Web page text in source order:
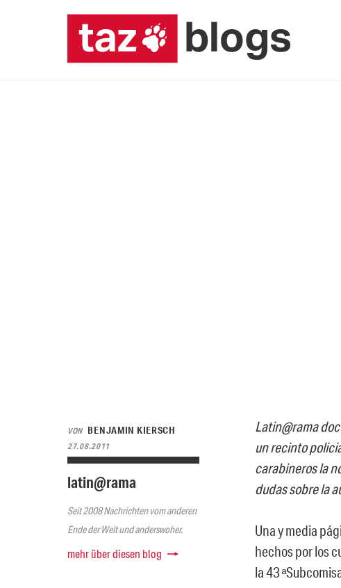
VON BENJAMIN KIERSCH
27.08.2011
latin@rama
Seit 2008 Nachrichten vom anderen
Ende der Welt und anderswoher.
mehr über diesen blog
Latin@rama
un recinto
carabineros la
dudas sobre la
Una y media
hechos por los
la 43